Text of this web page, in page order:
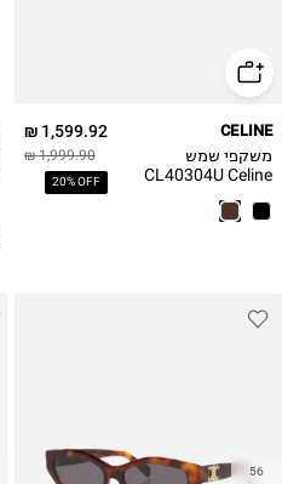
1,599.92 ₪
1,999.90 ₪
20% OFF
CELINE
משקפי שמש
CL40304U Celine
56